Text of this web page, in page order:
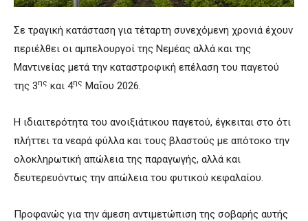
Σε τραγική κατάσταση για τέταρτη συνεχόμενη χρονιά έχουν
περιέλθει οι αμπελουργοί της Νεμέας αλλά και της
Μαντινείας μετά την καταστροφική επέλαση του παγετού
της 3ης και 4ης Μαΐου 2026.
Η ιδιαιτερότητα του ανοιξιάτικου παγετού, έγκειται στο ότι
πλήττει τα νεαρά φύλλα και τους βλαστούς με απότοκο την
ολοκληρωτική απώλεια της παραγωγής, αλλά και
δευτερευόντως την απώλεια του φυτικού κεφαλαίου.
Προφανώς για την άμεση αντιμετώπιση της σοβαρής αυτής